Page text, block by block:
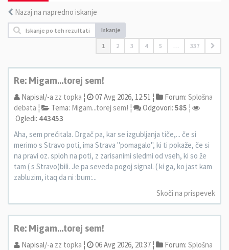
Nazaj na napredno iskanje
Iskanje
1 2 3 4 5 … 337
Re: Migam...torej sem!
Napisal/-a zz topka ¦ 07 Avg 2026, 12:51 ¦ Forum: Splošna
debata ¦ Tema: Migam...torej sem! ¦ Odgovori: 585 ¦
Ogledi: 443453
Aha, sem prečitala. Drgač pa, kar se izgubljanja tiče,... če si
merimo s Stravo poti, ima Strava "pomagalo", ki ti pokaže, če si
na pravi oz. sploh na poti, z zarisanimi sledmi od vseh, ki so že
tam ( s Stravo)bili. Je pa seveda pogoj signal. ( ki ga, ko jast kam
zabluzim, itaq da ni :bum:...
Skoči na prispevek
Re: Migam...torej sem!
Napisal/-a zz topka ¦ 06 Avg 2026, 20:37 ¦ Forum: Splošna